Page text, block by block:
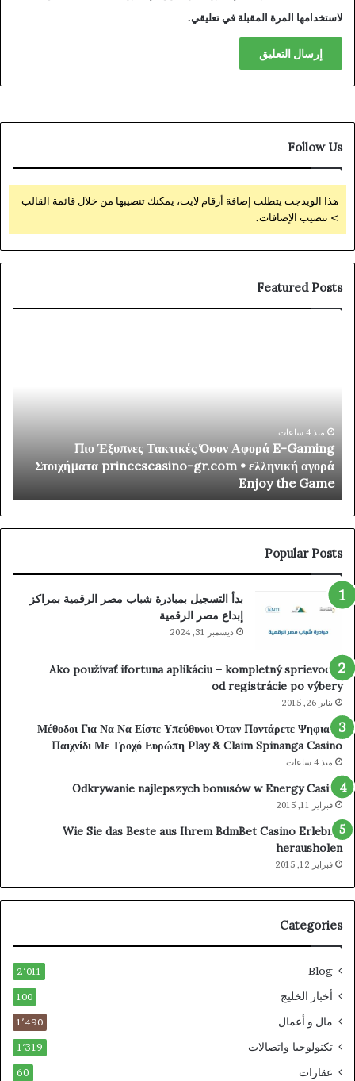
لاستخدامها المرة المقبلة في تعليقي.
Follow Us
هذا الويدجت يتطلب إضافة أرقام لايت، يمكنك تنصيبها من خلال قائمة القالب
> تنصيب الإضافات.
Featured Posts
Gaming
Στοιχήματα
princescasino-
gr.com
•
ελληνική
αγορά
Enjoy
Game
منذ 4 ساعات
Πιο Έξυπνες Τακτικές Όσον Αφορά E-Gaming
Στοιχήματα princescasino-gr.com • ελληνική αγορά
Enjoy the Game
_
Popular Posts
بدأ التسجيل بمبادرة شباب مصر الرقمية بمراكز
إبداع مصر الرقمية
ديسمبر 31, 2024
Ako používať ifortuna aplikáciu – kompletný sprievodca
od registrácie po výbery
يناير 26, 2015
Μέθοδοι Για Να Να Είστε Υπεύθυνοι Όταν Ποντάρετε Ψηφιακά
Παιχνίδι Με Τροχό Ευρώπη Play & Claim Spinanga Casino
منذ 4 ساعات
Odkrywanie najlepszych bonusów w Energy Casino
فبراير 11, 2015
Wie Sie das Beste aus Ihrem BdmBet Casino Erlebnis
herausholen
فبراير 12, 2015
Categories
Blog 2٬011
أخبار الخليج 100
مال و أعمال 1٬490
تكنولوجيا واتصالات 1٬319
عقارات 60